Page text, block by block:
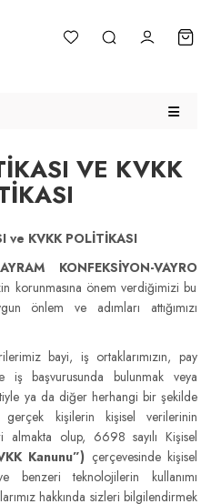
VE KVKK
ve KVKK POLİTİKASI
KONFEKSİYON-VAYRO
korunmasına önem verdiğimizi bu
önlem ve adımları attığımızı
bayi, iş ortaklarımızın, pay
iş başvurusunda bulunmak veya
ya da diğer herhangi bir şekilde
kişilerin kişisel verilerinin
almakta olup, 6698 sayılı Kişisel
Kanunu”) çerçevesinde kişisel
teknolojilerin kullanımı
hakkında sizleri bilgilendirmek